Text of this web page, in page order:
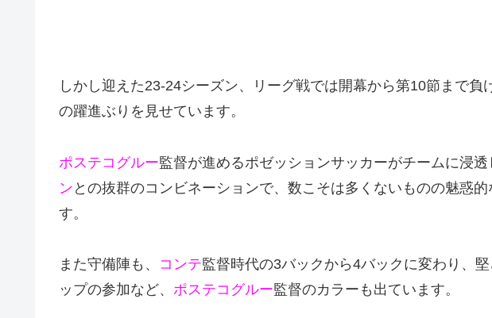
しかし迎えた23-24シーズン、リーグ戦では開幕から第10節まで負
の躍進ぶりを見せています。
ポステコグルー監督が進めるポゼッションサッカーがチームに浸透
ン との抜群のコンビネーションで、数こそは多くないものの魅惑
す。
また守備陣も、 コンテ監督時代の3バックから4バックに変わり、
ップの参加など、 ポステコグルー監督のカラーも出ています。